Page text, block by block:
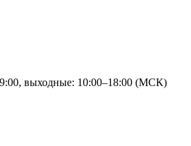
выходные: 10:00–18:00 (МСК)